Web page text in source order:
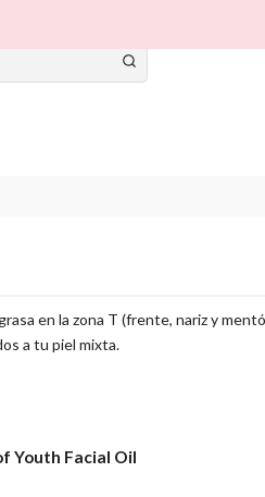
en la zona T (frente, nariz y
a tu piel mixta.
Youth Facial Oil